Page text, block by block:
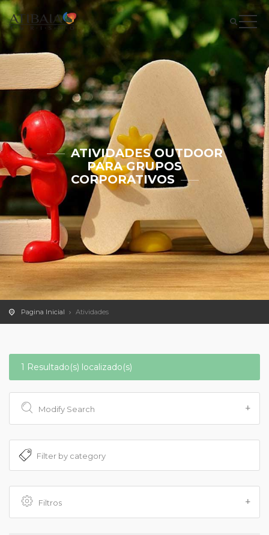
ATIVIDADES OUTDOOR
PARA GRUPOS
CORPORATIVOS
Pagina Inicial Atividades
1 Resultado(s) localizado(s)
Modify Search
Filtros